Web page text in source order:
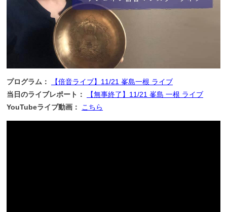
プログラム：
【倍音ライブ】11/21 峯島一根 ライブ
当日のライブレポート：
【無事終了】11/21 峯島 一根 ライブ
YouTubeライブ動画：
こちら